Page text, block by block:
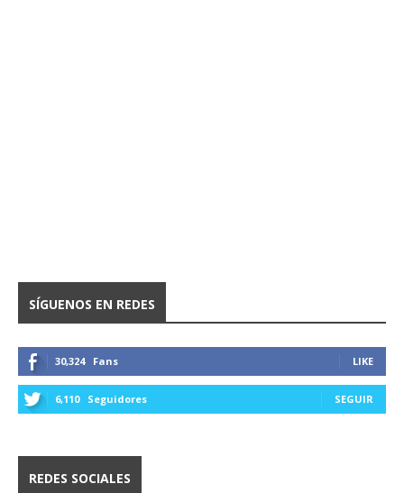
SÍGUENOS EN REDES
30,324 Fans LIKE
6,110 Seguidores SEGUIR
REDES SOCIALES